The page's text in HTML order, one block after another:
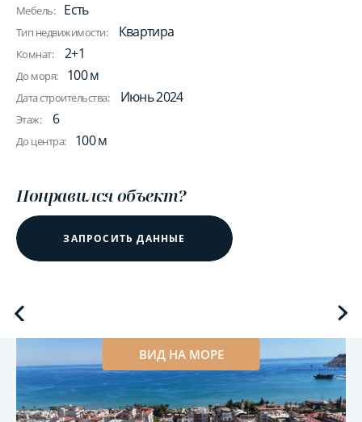
Мебель: Есть
Тип недвижимости: Квартира
Комнат: 2+1
До моря: 100 м
Дата строительства: Июнь 2024
Этаж: 6
До центра: 100 м
Понравился объект?
ЗАПРОСИТЬ ДАННЫЕ
ВИД НА МОРЕ